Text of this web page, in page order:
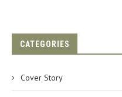
CATEGORIES
Cover Story